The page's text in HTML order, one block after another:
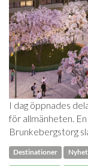
I dag öppnades
för allmänheten.
Brunkebergstorg
Destinationer